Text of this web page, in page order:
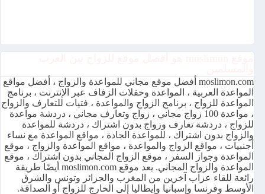
moslimon.com أفضل موقع مجاني للمواعدة والزواج ، أفضل مواقع
المواعدة العربية ، المواعدة وحفلات الزفاف عبر الإنترنت ، برنامج
المواعدة للزواج ، برنامج الزواج والمواعدة ، فتيات للتعارف والزواج
، مواعدة 100 زواج مجاني ، زواج وتعارف مجاني ، دردشة مواعدة
للزواج ، دردشة تعارف وزواج بدون اشتراك ، دردشة للمواعدة
والزواج بدون اشتراك ، للمواعدة الجادة ، مواقع المواعدة مع نساء
أجنبيات ، مواقع الزواج والمواعدة ، مواقع المواعدة والزواج ، موقع
المواعدة وجواز السفر ، موقع الزواج المجاني بدون اشتراك ، موقع
المواعدة والزواج المجاني. يعد موقع moslimon.com أيضًا طريقة
رائعة للقاء عزاب آخرين من المغرب والجزائر وتونس والشرق
الأوسط وفرنسا وإسبانيا وإيطاليا إلى الخارج للزواج أو الصداقة.